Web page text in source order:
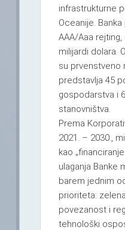
infrastrukturne
Oceanije.
AAA/Aaa
milijardi dolara.
su prvenstveno
predstavlja 45
gospodarstva i
stanovništva.
Prema
2021. – 2030.,
kao
ulaganja Banke
barem jednim
prioriteta:
povezanost i
tehnološki